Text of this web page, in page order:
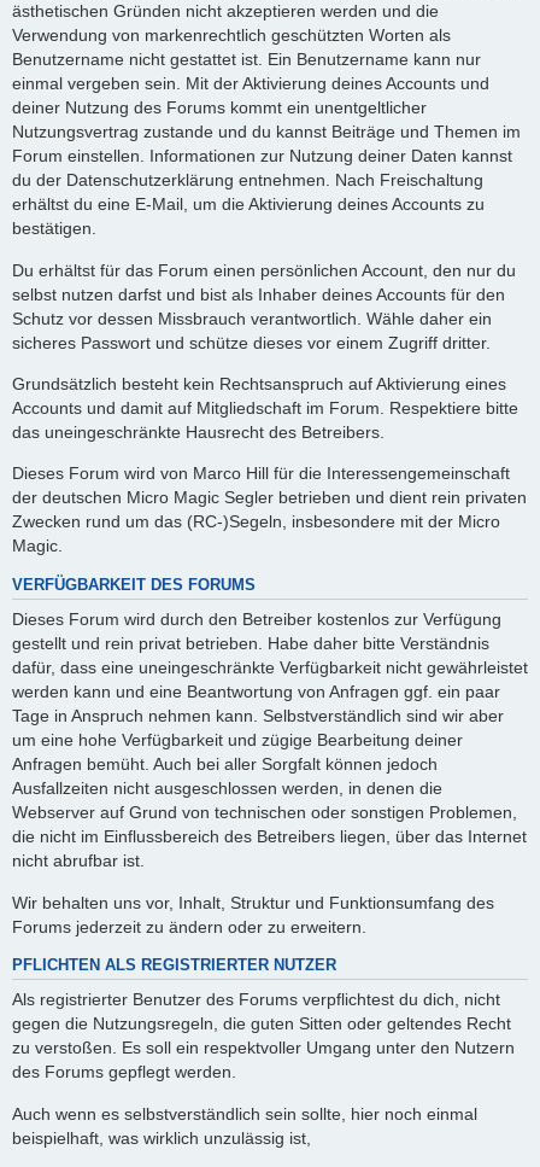
ästhetischen Gründen nicht akzeptieren werden und die
Verwendung von markenrechtlich geschützten Worten als
Benutzername nicht gestattet ist. Ein Benutzername kann nur
einmal vergeben sein. Mit der Aktivierung deines Accounts und
deiner Nutzung des Forums kommt ein unentgeltlicher
Nutzungsvertrag zustande und du kannst Beiträge und Themen im
Forum einstellen. Informationen zur Nutzung deiner Daten kannst
du der Datenschutzerklärung entnehmen. Nach Freischaltung
erhältst du eine E-Mail, um die Aktivierung deines Accounts zu
bestätigen.
Du erhältst für das Forum einen persönlichen Account, den nur du
selbst nutzen darfst und bist als Inhaber deines Accounts für den
Schutz vor dessen Missbrauch verantwortlich. Wähle daher ein
sicheres Passwort und schütze dieses vor einem Zugriff dritter.
Grundsätzlich besteht kein Rechtsanspruch auf Aktivierung eines
Accounts und damit auf Mitgliedschaft im Forum. Respektiere bitte
das uneingeschränkte Hausrecht des Betreibers.
Dieses Forum wird von Marco Hill für die Interessengemeinschaft
der deutschen Micro Magic Segler betrieben und dient rein privaten
Zwecken rund um das (RC-)Segeln, insbesondere mit der Micro
Magic.
VERFÜGBARKEIT DES FORUMS
Dieses Forum wird durch den Betreiber kostenlos zur Verfügung
gestellt und rein privat betrieben. Habe daher bitte Verständnis
dafür, dass eine uneingeschränkte Verfügbarkeit nicht gewährleistet
werden kann und eine Beantwortung von Anfragen ggf. ein paar
Tage in Anspruch nehmen kann. Selbstverständlich sind wir aber
um eine hohe Verfügbarkeit und zügige Bearbeitung deiner
Anfragen bemüht. Auch bei aller Sorgfalt können jedoch
Ausfallzeiten nicht ausgeschlossen werden, in denen die
Webserver auf Grund von technischen oder sonstigen Problemen,
die nicht im Einflussbereich des Betreibers liegen, über das Internet
nicht abrufbar ist.
Wir behalten uns vor, Inhalt, Struktur und Funktionsumfang des
Forums jederzeit zu ändern oder zu erweitern.
PFLICHTEN ALS REGISTRIERTER NUTZER
Als registrierter Benutzer des Forums verpflichtest du dich, nicht
gegen die Nutzungsregeln, die guten Sitten oder geltendes Recht
zu verstoßen. Es soll ein respektvoller Umgang unter den Nutzern
des Forums gepflegt werden.
Auch wenn es selbstverständlich sein sollte, hier noch einmal
beispielhaft, was wirklich unzulässig ist,